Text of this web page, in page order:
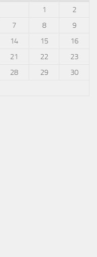
1
2
7 8
9
14 15
16
21 22
23
28 29
30